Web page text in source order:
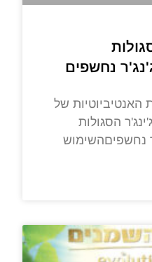
נחשפים
האנטיביוטיות של
הסגולות
נחשפיםהשימוש